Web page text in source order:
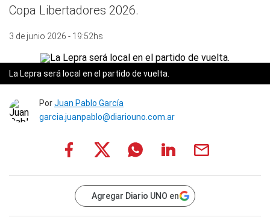
Copa Libertadores 2026.
3 de junio 2026 - 19:52hs
La Lepra será local en el partido de vuelta.
PorJuan Pablo García
garcia.juanpablo@diariouno.com.ar
Agregar Diario UNO en